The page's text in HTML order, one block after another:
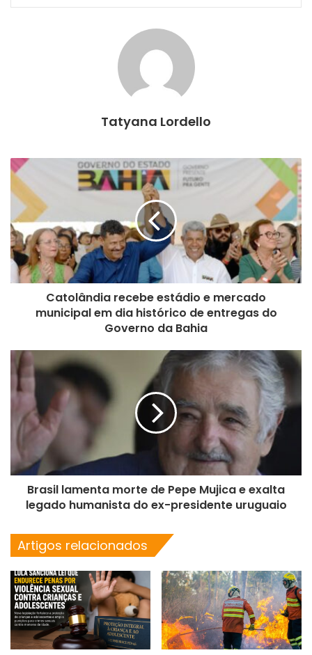
Tatyana Lordello
Catolândia recebe estádio e mercado
municipal em dia histórico de entregas do
Governo da Bahia
Brasil lamenta morte de Pepe Mujica e exalta
legado humanista do ex-presidente uruguaio
Artigos relacionados